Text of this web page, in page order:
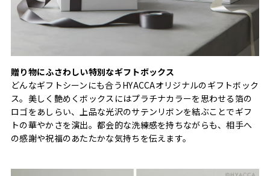
贈り物にふさわしい特別なギフトボックス
どんなギフトシーンにも合うHYACCAオリジナルのギフトボック
ス。美しく艶めくボックスにはプラチナカラーを思わせる箔の
ロゴをあしらい、上品な光沢のサテンリボンを結ぶことでギフ
トの華やかさを演出。都会的な洗練感を持ちながらも、相手へ
の感謝や祝福のあたたかな気持ちを伝えます。